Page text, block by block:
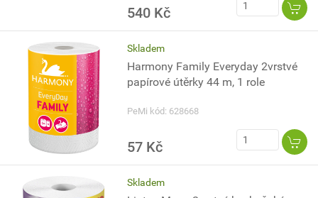
540 Kč
Skladem
Harmony Family Everyday 2vrstvé
papírové útěrky 44 m, 1 role
PeMi kód: 628668
57 Kč
Skladem